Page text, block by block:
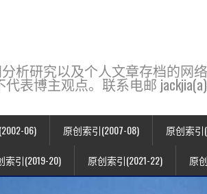
分析研究以及个人文章存档的
表博主观点。联系电邮
06) 原创索引(2007-08) 原创索引
索引(2019-20) 原创索引(2021-22) 原